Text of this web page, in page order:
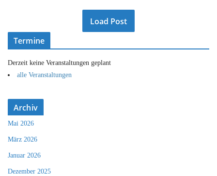
Load Post
Termine
Derzeit keine Veranstaltungen geplant
alle Veranstaltungen
Archiv
Mai 2026
März 2026
Januar 2026
Dezember 2025